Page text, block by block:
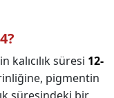
kalıcılık süresi 12-
pigmentin